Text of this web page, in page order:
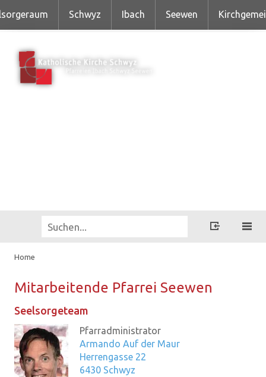
Schwyz Ibach Seewen
Home
Mit­ar­bei­ten­de Pfar­rei See­wen
Seelsorgeteam
Pfarradministrator
Armando Auf der Maur
Herrengasse 22
6430 Schwyz